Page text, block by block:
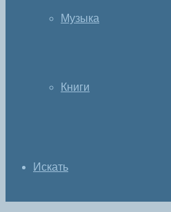
Музыка
Книги
Искать